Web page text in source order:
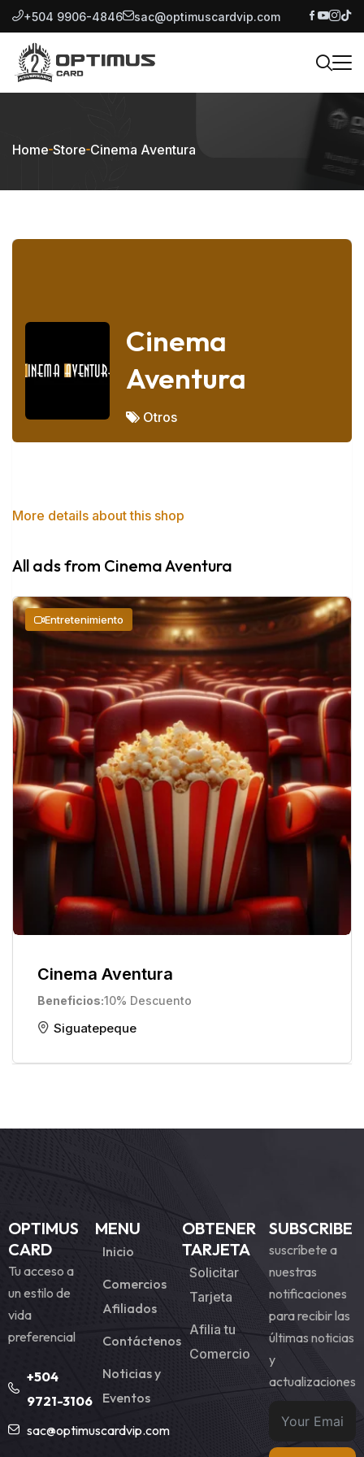
+504 9906-4846 sac@optimuscardvip.com
Home Store Cinema Aventura
Cinema
Aventura
Otros
More details about this shop
Always Open
All ads from Cinema Aventura
Cinema Aventura
Beneficios 10% Descuento
Entretenimiento
Siguatepeque
OPTIMUS
CARD
Tu acceso a
un estilo de
vida
preferencial
+504
9721-3106
sac@optimuscardvip.com
MENU
Inicio
Comercios
Afiliados
Contáctenos
Noticias y
Eventos
OBTENER
TARJETA
Solicitar
Tarjeta
Afilia tu
Comercio
SUBSCRIBE
suscríbete a
nuestras
notificaciones
para recibir las
últimas noticias
y
actualizaciones